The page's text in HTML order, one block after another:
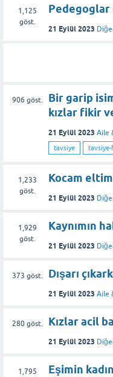
1,125
göst.
Pedegoglar
21 Eylül 2023
906 göst.
Bir garip
kızlar fikir
21 Eylül 2023 Aile
tavsiye
1,233
göst.
Kocam
21 Eylül 2023
1,929
göst.
Kaynımın
21 Eylül 2023
373 göst. Dışarı
21 Eylül 2023 Aile
280göst. Kızlar acil
21 Eylül 2023
1,795
Eşimin